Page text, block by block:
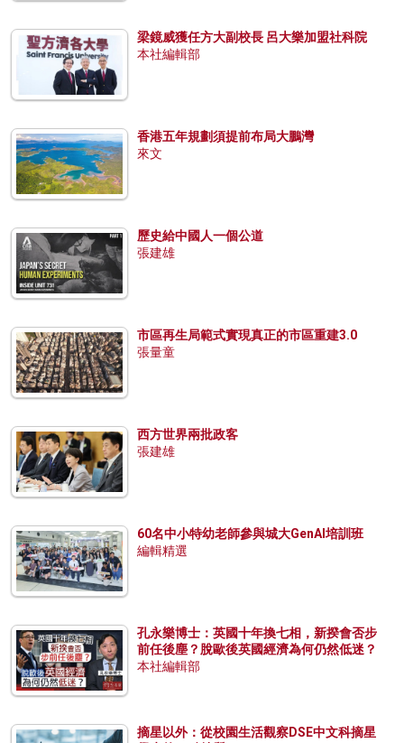
梁鏡威獲任方大副校長 呂大樂加盟社科院
本社編輯部
香港五年規劃須提前布局大鵬灣
來文
歷史給中國人一個公道
張建雄
市區再生局範式實現真正的市區重建3.0
張量童
西方世界兩批政客
張建雄
60名中小特幼老師參與城大GenAI培訓班
編輯精選
孔永樂博士：英國十年換七相，新揆會否步
前任後塵？脫歐後英國經濟為何仍然低迷？
本社編輯部
摘星以外：從校園生活觀察DSE中文科摘星